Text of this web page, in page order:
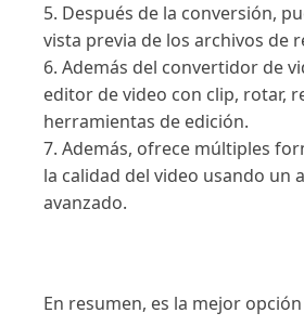
5. Después de la conversión,
vista previa de los archivos de
6. Además del convertidor de
editor de video con clip, rotar,
herramientas de edición.
7. Además, ofrece múltiples
la calidad del video usando un
avanzado.
En resumen, es la mejor